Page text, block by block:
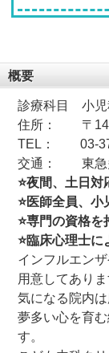
概要
診療科目 小児
住所： 〒
TEL： 03-
交通： 東急
⭐夜間、土日対
⭐医師全員、小
⭐専門の資格を
⭐臨床心理士に
インフルエン
用意してありま
気になる院内
夢多い心を育
す。